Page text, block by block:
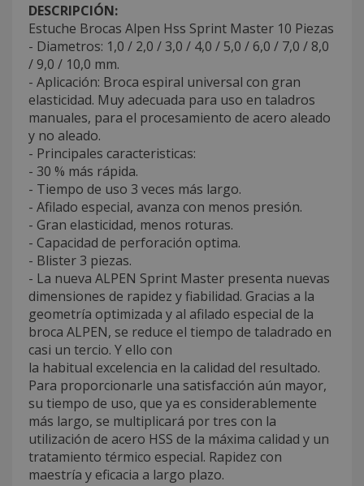
DESCRIPCIÓN:
Estuche Brocas Alpen Hss Sprint Master 10 Piezas
- Diametros: 1,0 / 2,0 / 3,0 / 4,0 / 5,0 / 6,0 / 7,0 / 8,0
/ 9,0 / 10,0 mm.
- Aplicación: Broca espiral universal con gran
elasticidad. Muy adecuada para uso en taladros
manuales, para el procesamiento de acero aleado
y no aleado.
- Principales caracteristicas:
- 30 % más rápida.
- Tiempo de uso 3 veces más largo.
- Afilado especial, avanza con menos presión.
- Gran elasticidad, menos roturas.
- Capacidad de perforación optima.
- Blister 3 piezas.
- La nueva ALPEN Sprint Master presenta nuevas
dimensiones de rapidez y fiabilidad. Gracias a la
geometría optimizada y al afilado especial de la
broca ALPEN, se reduce el tiempo de taladrado en
casi un tercio. Y ello con
la habitual excelencia en la calidad del resultado.
Para proporcionarle una satisfacción aún mayor,
su tiempo de uso, que ya es considerablemente
más largo, se multiplicará por tres con la
utilización de acero HSS de la máxima calidad y un
tratamiento térmico especial. Rapidez con
maestría y eficacia a largo plazo.